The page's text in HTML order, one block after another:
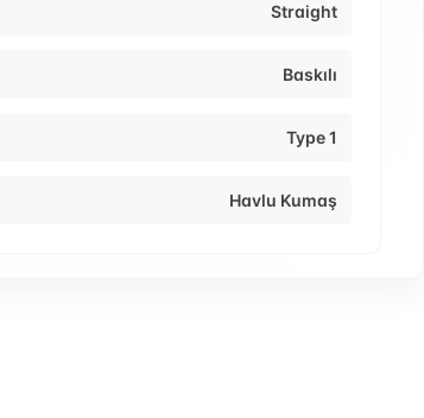
Straight
Baskılı
Type 1
Havlu Kumaş